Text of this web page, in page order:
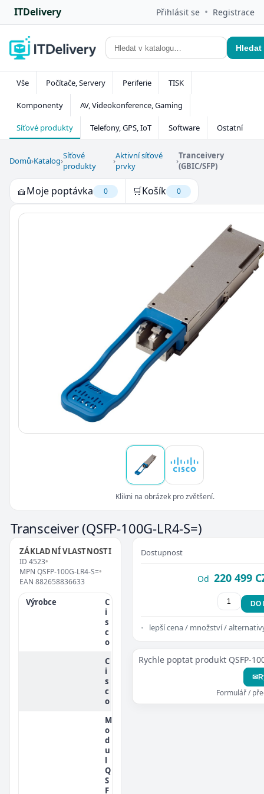
ITDelivery Přihlásit se • Registrace
Hledat
Vše Počítače, Servery Periferie TISK
Komponenty AV, Videokonference, Gaming
Síťové produkty Telefony, GPS, IoT Software Ostatní
Domů›Katalog›Síťové
produkty
›Aktivní síťové
prvky
›Tranceivery
(GBIC/SFP)
🧺Moje poptávka 0 🛒Košík 0
Klikni na obrázek pro zvětšení.
Transceiver(QSFP-100G-LR4-S=)
ZÁKLADNÍ VLASTNOSTI
ID 4523•
MPN QSFP-100G-LR4-S=•
EAN 882658836633
Výrobce
C
i
s
c
o
C
i
s
c
o
M
o
d
u
l
Q
S
F
Dostupnost
Od 220 499
DO
lepší cena / množství /
Rychle poptat produkt QSFP-
✉
Formulář /